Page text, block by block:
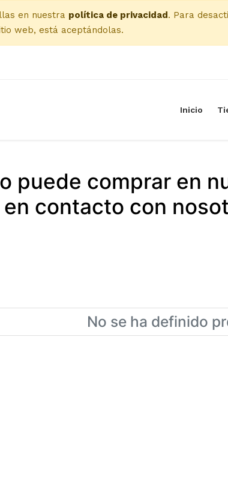
en nuestra política de privacidad. Para
web, está aceptándolas.
Inicio
puede comprar en
contacto con
No se ha definido